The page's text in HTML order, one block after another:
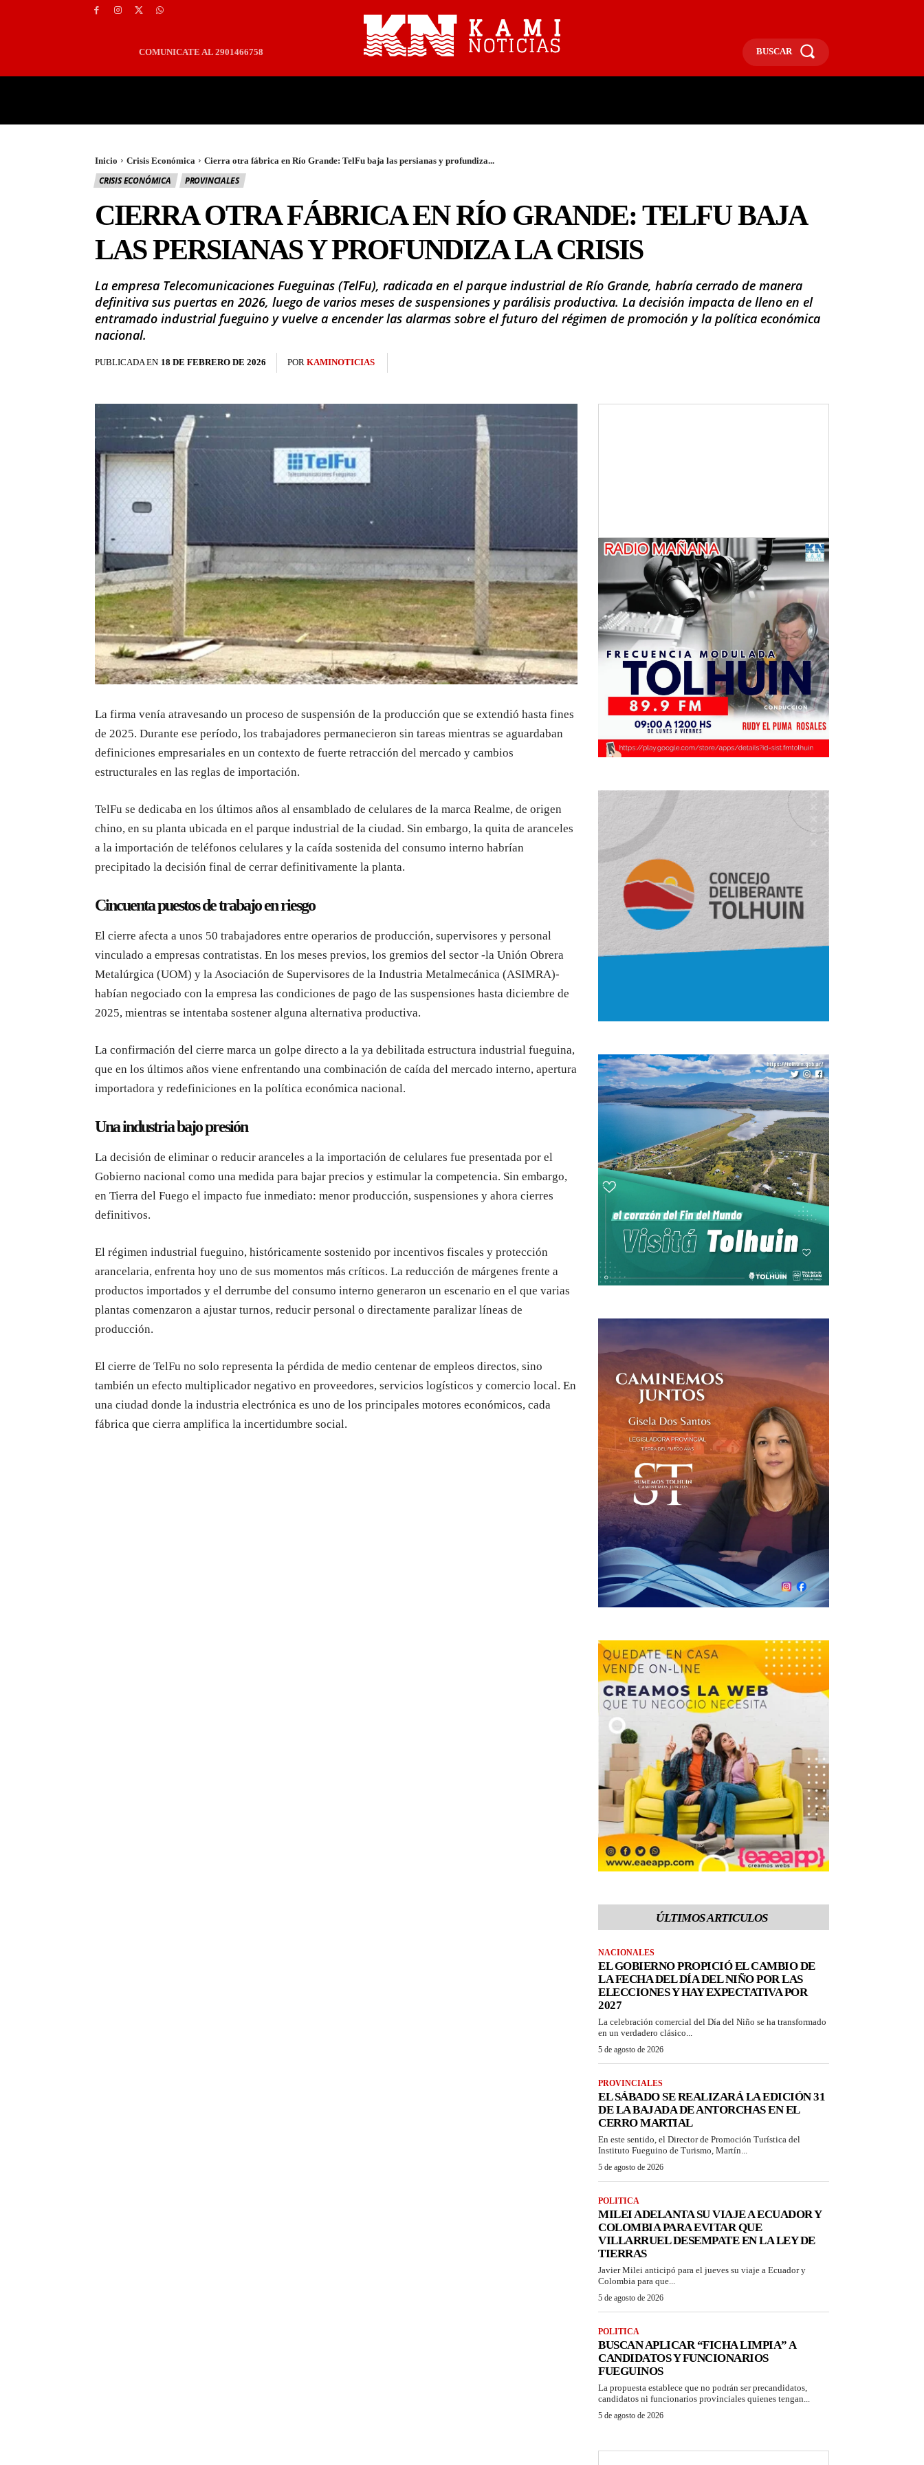
COMUNICATE AL 2901466758 BUSCAR
Inicio Crisis Económica Cierra otra fábrica en Río Grande: TelFu baja las persianas y profundiza...
CRISIS ECONÓMICA PROVINCIALES
CIERRA OTRA FÁBRICA EN RÍO GRANDE: TELFU BAJA
LAS PERSIANAS Y PROFUNDIZA LA CRISIS
La empresa Telecomunicaciones Fueguinas (TelFu), radicada en el parque industrial de Río Grande, habría cerrado de manera
definitiva sus puertas en 2026, luego de varios meses de suspensiones y parálisis productiva. La decisión impacta de lleno en el
entramado industrial fueguino y vuelve a encender las alarmas sobre el futuro del régimen de promoción y la política económica
nacional.
PUBLICADA EN 18 DE FEBRERO DE 2026 POR KAMINOTICIAS
La firma venía atravesando un proceso de suspensión de la producción que se extendió hasta fines
de 2025. Durante ese período, los trabajadores permanecieron sin tareas mientras se aguardaban
definiciones empresariales en un contexto de fuerte retracción del mercado y cambios
estructurales en las reglas de importación.
TelFu se dedicaba en los últimos años al ensamblado de celulares de la marca Realme, de origen
chino, en su planta ubicada en el parque industrial de la ciudad. Sin embargo, la quita de aranceles
a la importación de teléfonos celulares y la caída sostenida del consumo interno habrían
precipitado la decisión final de cerrar definitivamente la planta.
Cincuenta puestos de trabajo en riesgo
El cierre afecta a unos 50 trabajadores entre operarios de producción, supervisores y personal
vinculado a empresas contratistas. En los meses previos, los gremios del sector -la Unión Obrera
Metalúrgica (UOM) y la Asociación de Supervisores de la Industria Metalmecánica (ASIMRA)-
habían negociado con la empresa las condiciones de pago de las suspensiones hasta diciembre de
2025, mientras se intentaba sostener alguna alternativa productiva.
La confirmación del cierre marca un golpe directo a la ya debilitada estructura industrial fueguina,
que en los últimos años viene enfrentando una combinación de caída del mercado interno, apertura
importadora y redefiniciones en la política económica nacional.
Una industria bajo presión
La decisión de eliminar o reducir aranceles a la importación de celulares fue presentada por el
Gobierno nacional como una medida para bajar precios y estimular la competencia. Sin embargo,
en Tierra del Fuego el impacto fue inmediato: menor producción, suspensiones y ahora cierres
definitivos.
El régimen industrial fueguino, históricamente sostenido por incentivos fiscales y protección
arancelaria, enfrenta hoy uno de sus momentos más críticos. La reducción de márgenes frente a
productos importados y el derrumbe del consumo interno generaron un escenario en el que varias
plantas comenzaron a ajustar turnos, reducir personal o directamente paralizar líneas de
producción.
El cierre de TelFu no solo representa la pérdida de medio centenar de empleos directos, sino
también un efecto multiplicador negativo en proveedores, servicios logísticos y comercio local. En
una ciudad donde la industria electrónica es uno de los principales motores económicos, cada
fábrica que cierra amplifica la incertidumbre social.
ÚLTIMOS ARTICULOS
NACIONALES
EL GOBIERNO PROPICIÓ EL CAMBIO DE
LA FECHA DEL DÍA DEL NIÑO POR LAS
ELECCIONES Y HAY EXPECTATIVA POR
2027
La celebración comercial del Día del Niño se ha transformado
en un verdadero clásico...
5 de agosto de 2026
PROVINCIALES
EL SÁBADO SE REALIZARÁ LA EDICIÓN 31
DE LA BAJADA DE ANTORCHAS EN EL
CERRO MARTIAL
En este sentido, el Director de Promoción Turística del
Instituto Fueguino de Turismo, Martín...
5 de agosto de 2026
POLITICA
MILEI ADELANTA SU VIAJE A ECUADOR Y
COLOMBIA PARA EVITAR QUE
VILLARRUEL DESEMPATE EN LA LEY DE
TIERRAS
Javier Milei anticipó para el jueves su viaje a Ecuador y
Colombia para que...
5 de agosto de 2026
POLITICA
BUSCAN APLICAR “FICHA LIMPIA” A
CANDIDATOS Y FUNCIONARIOS
FUEGUINOS
La propuesta establece que no podrán ser precandidatos,
candidatos ni funcionarios provinciales quienes tengan...
5 de agosto de 2026